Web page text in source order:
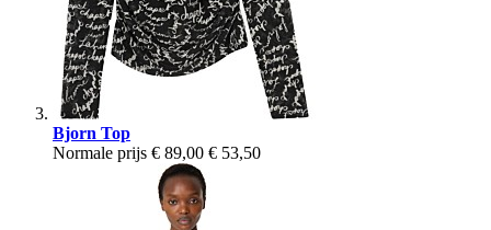
Bjorn Top
Normale prijs € 89,00 € 53,50